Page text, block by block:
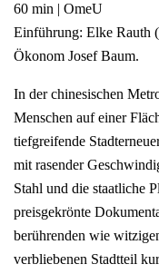
60 min | OmeU
Einführung: Elke Rauth
Ökonom Josef Baum.
In der chinesischen
Menschen auf einer
tiefgreifende
mit rasender
Stahl und die staatliche
preisgekrönte
berührenden wie
verbliebenen Stadtteil